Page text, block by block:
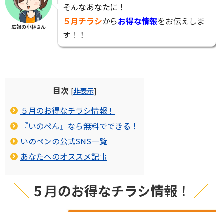
広報の小林さん
そんなあなたに！
５月チラシからお得な情報をお伝えしま
す！！
目次 [非表示]
５月のお得なチラシ情報！
『いのぺん』なら無料でできる！
いのペンの公式SNS一覧
あなたへのオススメ記事
５月のお得なチラシ情報！